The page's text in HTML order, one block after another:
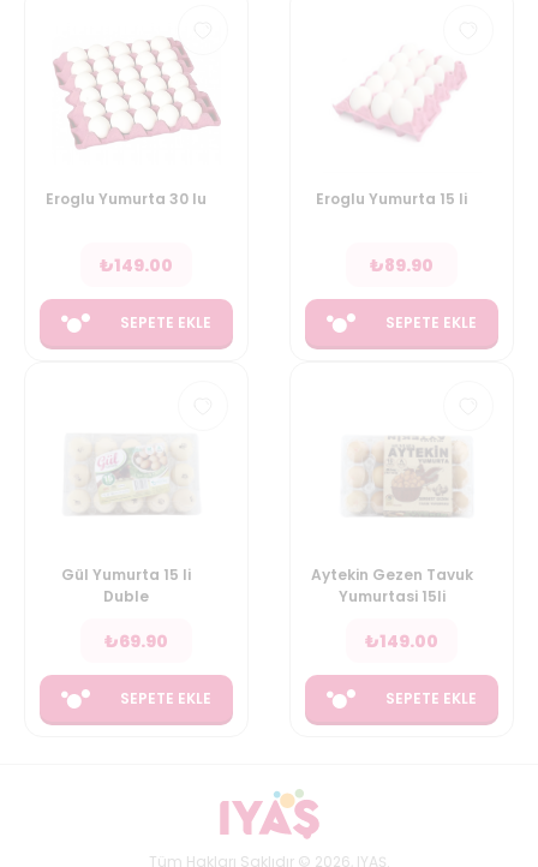
Eroglu Yumurta 30 lu
₺149.00
SEPETE EKLE
Eroglu Yumurta 15 li
₺89.90
SEPETE EKLE
Gül Yumurta 15 li
Duble
₺69.90
SEPETE EKLE
Aytekin Gezen Tavuk
Yumurtasi 15li
₺149.00
SEPETE EKLE
Tüm Hakları Saklıdır © 2026, IYAŞ.